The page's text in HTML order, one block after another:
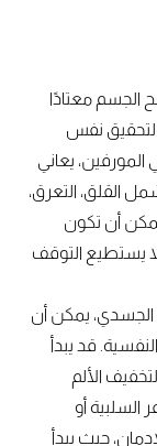
الجسم معتادًا
نفس
يعاني
التعرق،
أن تكون
يستطيع التوقف
الجسدي، يمكن أن
قد يبدأ
الألم
أو
حيث يبدأ